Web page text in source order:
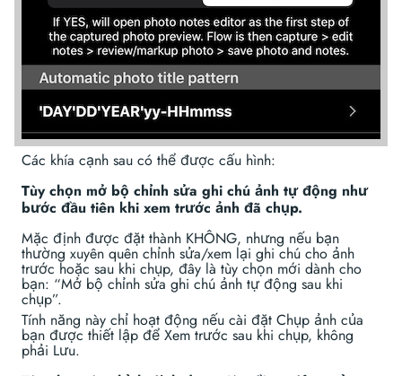
Các khía cạnh sau có thể được cấu hình:
Tùy chọn mở bộ chỉnh sửa ghi chú ảnh tự động như
bước đầu tiên khi xem trước ảnh đã chụp.
Mặc định được đặt thành KHÔNG, nhưng nếu bạn
thường xuyên quên chỉnh sửa/xem lại ghi chú cho ảnh
trước hoặc sau khi chụp, đây là tùy chọn mới dành cho
bạn: “Mở bộ chỉnh sửa ghi chú ảnh tự động sau khi
chụp”.
Tính năng này chỉ hoạt động nếu cài đặt Chụp ảnh của
bạn được thiết lập để Xem trước sau khi chụp, không
phải Lưu.